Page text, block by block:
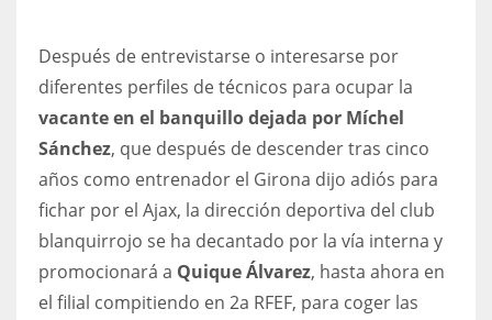
ATL
24
IND
34
MIN
6
Después de entrevistarse o interesarse por
diferentes perfiles de técnicos para ocupar la
vacante en el banquillo dejada por Míchel
Sánchez, que después de descender tras cinco
años como entrenador el Girona dijo adiós para
fichar por el Ajax, la dirección deportiva del club
blanquirrojo se ha decantado por la vía interna y
promocionará a Quique Álvarez, hasta ahora en
el filial compitiendo en 2a RFEF, para coger las